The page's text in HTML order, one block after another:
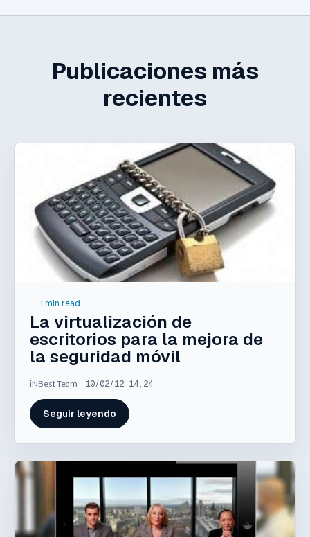
Publicaciones más
recientes
1 min read.
La virtualización de
escritorios para la mejora de
la seguridad móvil
iNBest Team 10/02/12 14:24
Seguir leyendo